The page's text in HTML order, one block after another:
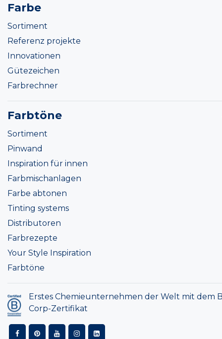
Farbe
Sortiment
Referenz projekte
Innovationen
Gütezeichen
Farbrechner
Farbtöne
Sortiment
Pinwand
Inspiration für innen
Farbmischanlagen
Farbe abtonen
Tinting systems
Distributoren
Farbrezepte
Your Style Inspiration
Farbtöne
Erstes Chemieunternehmen der Welt mit dem
Corp-Zertifikat